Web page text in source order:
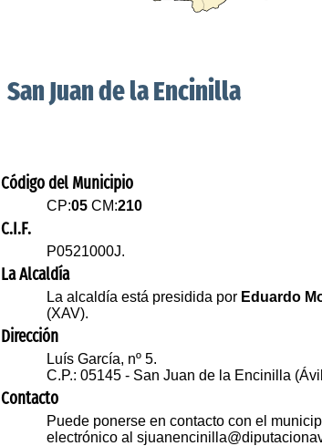
San Juan de la Encinilla
Código del Municipio
CP:05 CM:210
C.I.F.
P0521000J.
La Alcaldía
La alcaldía está presidida por Eduardo
(XAV).
Dirección
Luís García, nº 5.
C.P.: 05145 - San Juan de la Encinilla
Contacto
Puede ponerse en contacto con el
electrónico al